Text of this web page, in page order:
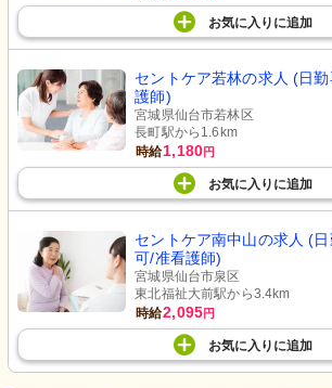
お気に入り に追加
セントケア若林の求人 (日
護師)
宮城県仙台市若林区
長町駅から1.6km
時給1,180円
お気に入り に追加
セントケア南中山の求人 (
可/准看護師)
宮城県仙台市泉区
東北福祉大前駅から3.4km
時給2,095円
お気に入り に追加